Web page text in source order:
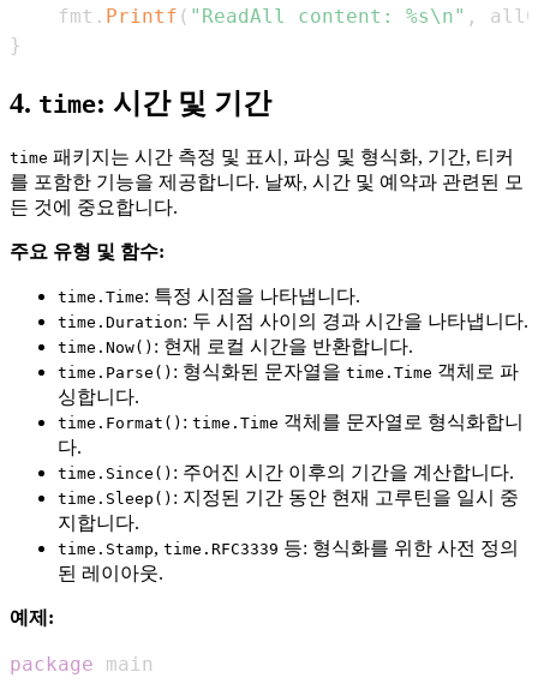
    fmt
. Printf ( "ReadAll content: %s\n" ,
}
4. time: 시간 및 기간
time 패키지는 시간 측정 및 표시, 파싱 및 형식화, 기간, 티커
를 포함한 기능을 제공합니다. 날짜, 시간 및 예약과 관련된 모
든 것에 중요합니다.
주요 유형 및 함수:
time.Time: 특정 시점을 나타냅니다.
time.Duration: 두 시점 사이의 경과 시간을 나타냅니다.
time.Now() : 현재 로컬 시간을 반환합니다.
time.Parse() : 형식화된 문자열을 time.Time 객체로 파
싱합니다.
time.Format() : time.Time 객체를 문자열로 형식화합니
다.
time.Since() : 주어진 시간 이후의 기간을 계산합니다.
time.Sleep() : 지정된 기간 동안 현재 고루틴을 일시 중
지합니다.
time.Stamp, time.RFC3339 등: 형식화를 위한 사전 정의
된 레이아웃.
예제:
package